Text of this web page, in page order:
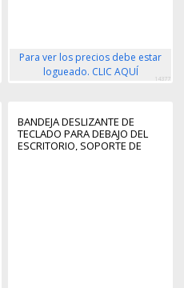
Para ver los precios debe estar
logueado. CLIC AQUÍ
14377
BANDEJA DESLIZANTE DE
TECLADO PARA DEBAJO DEL
ESCRITORIO, SOPORTE DE